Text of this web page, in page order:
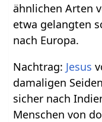
ähnlichen Arten
etwa gelangten
nach Europa.
Nachtrag: Jesus
damaligen
sicher nach
Menschen von